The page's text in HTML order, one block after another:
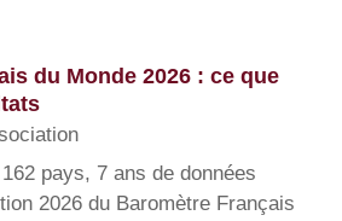
du Monde 2026 : ce que
pays, 7 ans de données
2026 du Baromètre Français